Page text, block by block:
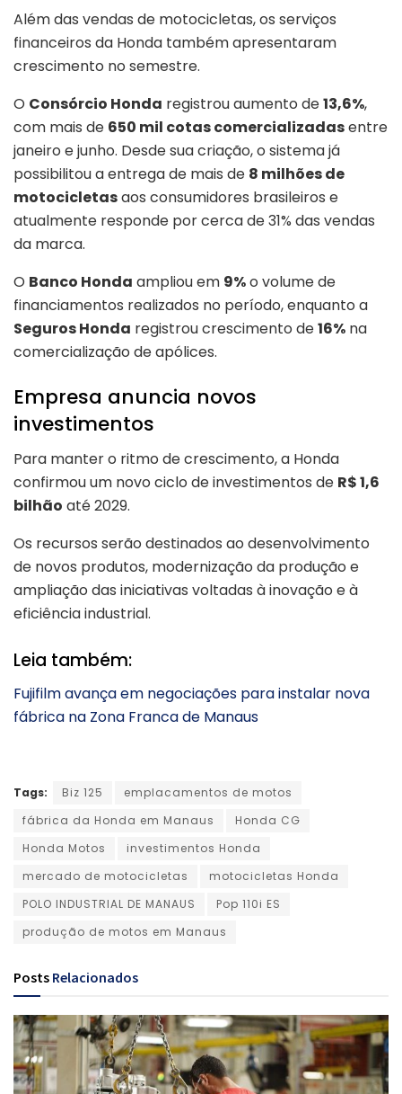
Além das vendas de motocicletas, os serviços
financeiros da Honda também apresentaram
crescimento no semestre.
O Consórcio Honda registrou aumento de13,6%,
com mais de 650 mil cotas comercializadasentre
janeiro e junho. Desde sua criação, o sistema já
possibilitou a entrega de mais de 8 milhões de
motocicletasaos consumidores brasileiros e
atualmente responde por cerca de 31% das vendas
da marca.
O Banco Honda ampliou em 9%o volume de
financiamentos realizados no período, enquanto a
Seguros Honda registrou crescimento de16% na
comercialização de apólices.
Empresa anuncia novos
investimentos
Para manter o ritmo de crescimento, a Honda
confirmou um novo ciclo de investimentos de R$ 1,6
bilhão até 2029.
Os recursos serão destinados ao desenvolvimento
de novos produtos, modernização da produção e
ampliação das iniciativas voltadas à inovação e à
eficiência industrial.
Leia também:
Fujifilm avança em negociações para instalar nova
fábrica na Zona Franca de Manaus
Tags: Biz 125
emplacamentos de motos
fábrica da Honda em Manaus
Honda CG
Honda Motos
investimentos Honda
mercado de motocicletas
motocicletas Honda
POLO INDUSTRIAL DE MANAUS
Pop 110i ES
produção de motos em Manaus
Posts Relacionados